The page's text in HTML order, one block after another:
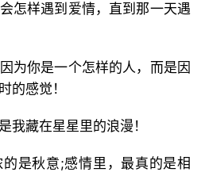
怎样遇到爱情，直到那一天遇
为你是一个怎样的人，而是因
的感觉！
我藏在星星里的浪漫！
是秋意;感情里，最真的是相